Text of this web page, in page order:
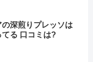
深煎りプレッソは
てる 口コミは?